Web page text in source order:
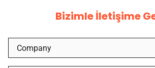
Bizimle İletişime